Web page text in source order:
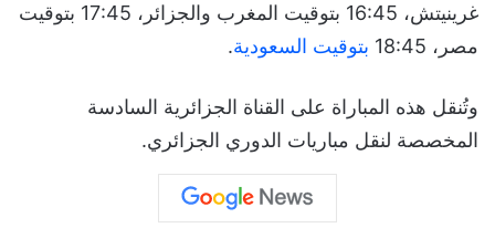
غرينيتش، 16:45 بتوقيت المغرب والجزائر، 17:45 بتوقيت
مصر، 18:45
بتوقيت السعودية.
وتُنقل هذه المباراة على القناة الجزائرية السادسة
المخصصة لنقل مباريات الدوري الجزائري.